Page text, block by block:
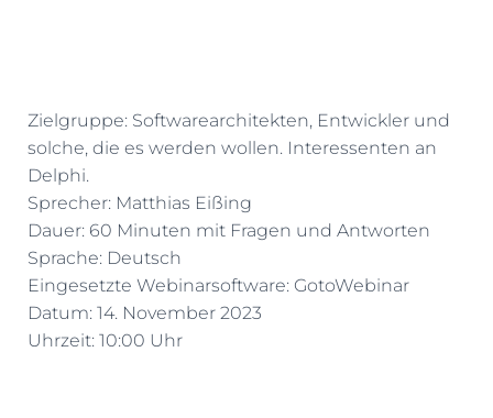
Zielgruppe: Softwarearchitekten, Entwickler und
solche, die es werden wollen. Interessenten an
Delphi.
Sprecher: Matthias Eißing
Dauer: 60 Minuten mit Fragen und Antworten
Sprache: Deutsch
Eingesetzte Webinarsoftware: GotoWebinar
Datum: 14. November 2023
Uhrzeit: 10:00 Uhr